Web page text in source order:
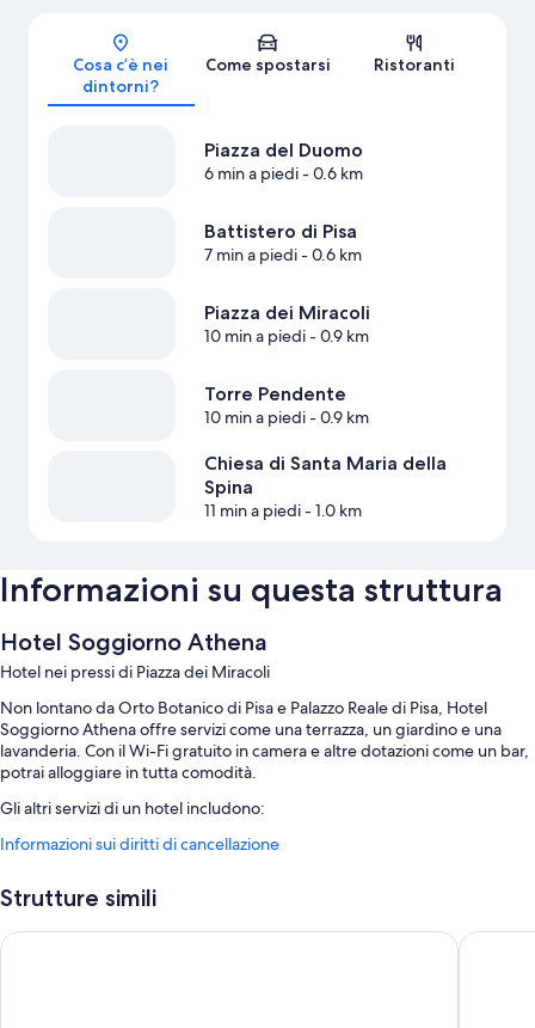
Mappa
Cosa c’è nei
dintorni?
Come spostarsi Ristoranti
Piazza del Duomo
6 min a piedi- 0.6 km
Battistero di Pisa
7 min a piedi- 0.6 km
Piazza dei Miracoli
10 min a piedi- 0.9 km
Torre Pendente
10 min a piedi- 0.9 km
Chiesa di Santa Maria della
Spina
11 min a piedi- 1.0 km
Informazioni su questa struttura
Hotel Soggiorno Athena
Hotel nei pressi di Piazza dei Miracoli
Non lontano da Orto Botanico di Pisa e Palazzo Reale di Pisa, Hotel
Soggiorno Athena offre servizi come una terrazza, un giardino e una
lavanderia. Con il Wi-Fi gratuito in camera e altre dotazioni come un bar,
potrai alloggiare in tutta comodità.
Gli altri servizi di un hotel includono:
La colazione completa (a pagamento), un servizio di noleggio
Una navetta da e per l'aeroporto (a pagamento), check-out veloce e
Aree riservate ai non fumatori, deposito bagagli e una reception
Informazioni sui diritti di cancellazione
Strutture simili
Safestay Pisa Centrale Hotel La